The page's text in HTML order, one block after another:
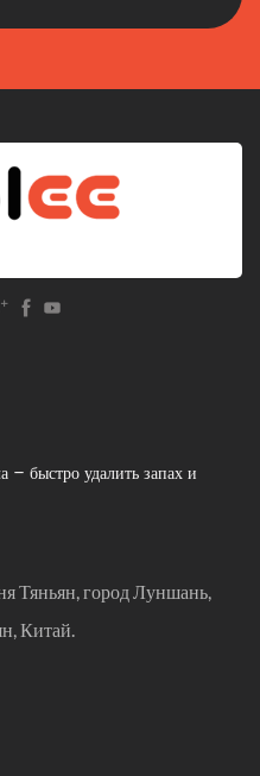
сдать на переработку,
– быстро удалить запах и
полное руководство по
Тяньян, город Луншань,
Китай.